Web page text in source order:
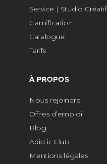
Service | Studio Créatif
Gamification
Catalogue
Tarifs
À PROPOS
Nous rejoindre
Offres d’emploi
Blog
Adictiz Club
Mentions légales